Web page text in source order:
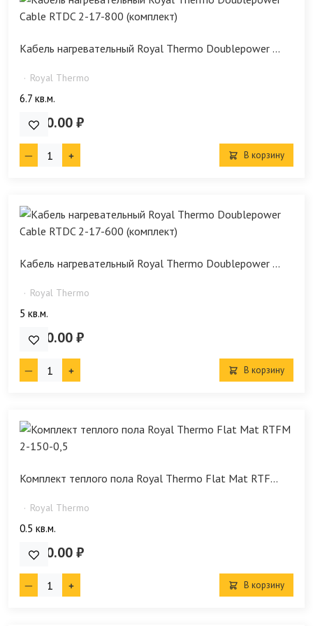
Кабель нагревательный Royal Thermo Doublepower ...
Royal Thermo
6.7 кв.м.
9 990.00 ₽
В корзину
Кабель нагревательный Royal Thermo Doublepower ...
Royal Thermo
5 кв.м.
8 690.00 ₽
В корзину
Комплект теплого пола Royal Thermo Flat Mat RTF...
Royal Thermo
0.5 кв.м.
4 690.00 ₽
В корзину